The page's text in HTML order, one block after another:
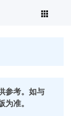
参考。如与
准。